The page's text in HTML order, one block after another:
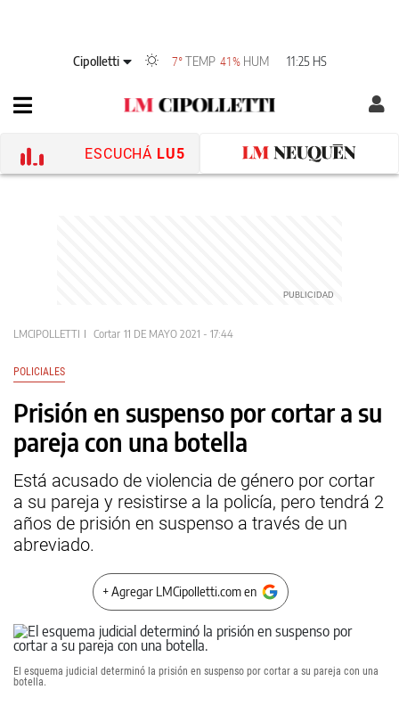
Cipolletti 7° TEMP 41% HUM 11:25 HS
ESCUCHÁ LU5
LMCIPOLLETTI Cortar 11 DE MAYO 2021 - 17:44
POLICIALES
Prisión en suspenso por cortar a su
pareja con una botella
Está acusado de violencia de género por cortar
a su pareja y resistirse a la policía, pero tendrá 2
años de prisión en suspenso a través de un
abreviado.
+ Agregar LMCipolletti.com en
El esquema judicial determinó la prisión en suspenso por cortar a su pareja con una
botella.